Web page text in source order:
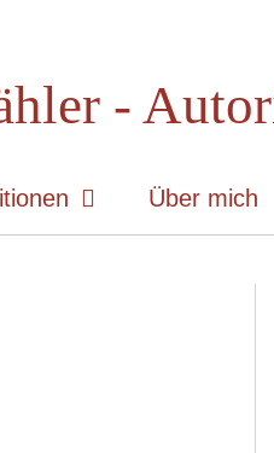
-
Über mich